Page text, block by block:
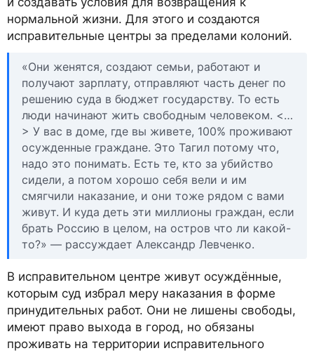
нормальной жизни. Для этого и создаются
исправительные центры за пределами колоний.
«Они женятся, создают семьи, работают и
получают зарплату, отправляют часть денег по
решению суда в бюджет государству. То есть
люди начинают жить свободным человеком. <…
> У вас в доме, где вы живете, 100% проживают
осужденные граждане. Это Тагил потому что,
надо это понимать. Есть те, кто за убийство
сидели, а потом хорошо себя вели и им
смягчили наказание, и они тоже рядом с вами
живут. И куда деть эти миллионы граждан, если
брать Россию в целом, на остров что ли какой-
то?» — рассуждает Александр Левченко.
В исправительном центре живут осуждённые,
которым суд избрал меру наказания в форме
принудительных работ. Они не лишены свободы,
имеют право выхода в город, но обязаны
проживать на территории исправительного